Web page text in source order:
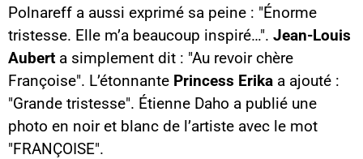
Polnareff a aussi exprimé sa peine : "Énorme
tristesse. Elle m’a beaucoup inspiré…". Jean-Louis
Aubert a simplement dit : "Au revoir chère
Françoise". L’étonnante Princess Erika a ajouté :
"Grande tristesse". Étienne Daho a publié une
photo en noir et blanc de l’artiste avec le mot
"FRANÇOISE".